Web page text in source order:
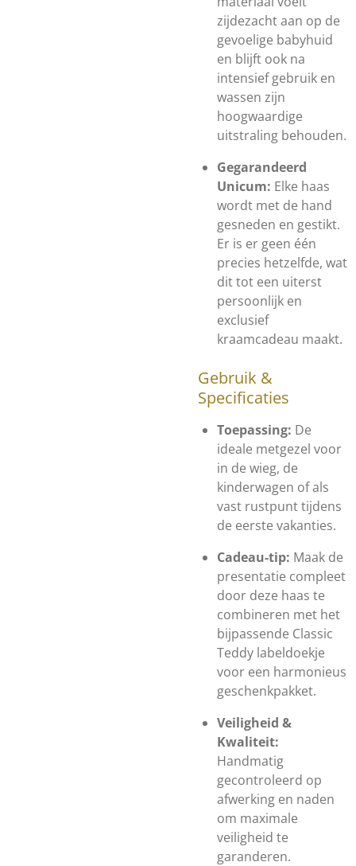
zijdezacht aan op de
gevoelige babyhuid
en blijft ook na
intensief gebruik en
wassen zijn
hoogwaardige
uitstraling behouden.
Gegarandeerd
Unicum: Elke haas
wordt met de hand
gesneden en gestikt.
Er is er geen één
precies hetzelfde, wat
dit tot een uiterst
persoonlijk en
exclusief
kraamcadeau maakt.
Gebruik &
Specificaties
Toepassing: De
ideale metgezel voor
in de wieg, de
kinderwagen of als
vast rustpunt tijdens
de eerste vakanties.
Cadeau-tip: Maak de
presentatie compleet
door deze haas te
combineren met het
bijpassende Classic
Teddy labeldoekje
voor een harmonieus
geschenkpakket.
Veiligheid &
Kwaliteit:
Handmatig
gecontroleerd op
afwerking en naden
om maximale
veiligheid te
garanderen.